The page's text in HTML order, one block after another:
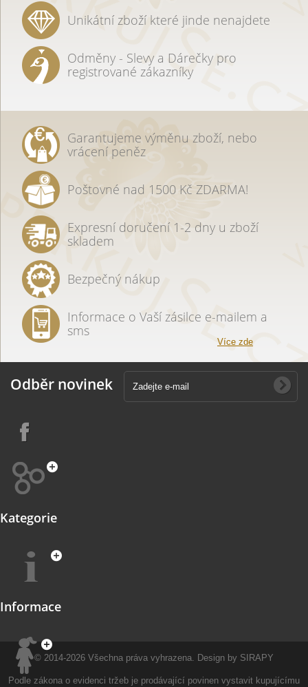
Unikátní zboží které jinde nenajdete
Odměny - Slevy a Dárečky pro
registrované zákazníky
Garantujeme výměnu zboží, nebo
vrácení peněz
Poštovné nad 1500 Kč ZDARMA!
Expresní doručení 1-2 dny u zboží
skladem
Bezpečný nákup
Informace o Vaší zásilce e-mailem a
sms
Více zde
Odběr novinek
Kategorie
Informace
© 2014-2026 Všechna práva vyhrazena. Design by SIRAPY
Podle zákona o evidenci tržeb je prodávající povinen vystavit kupujícímu